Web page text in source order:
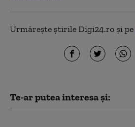
Urmărește știrile Digi24.ro și pe
Te-ar putea interesa și: